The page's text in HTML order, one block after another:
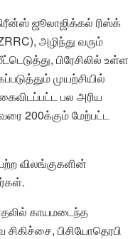
ஜூலாஜிக்கல் ரிஸ்க்
அழிந்து வரும்
பிரேசிலில் உள்ள
முயற்சியில்
பல அரிய
200க்கும் மேற்பட்ட
விலங்குகளின்
காயமடைந்த
பிசியோதெரபி